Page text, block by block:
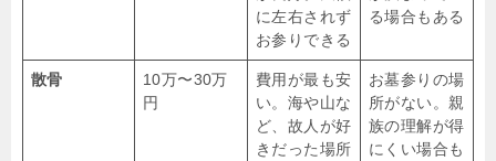
に左右されず
お参りできる
る場合もある
散骨
10万〜30万
円
費用が最も安
い。海や山な
ど、故人が好
きだった場所
お墓参りの場
所がない。親
族の理解が得
にくい場合も